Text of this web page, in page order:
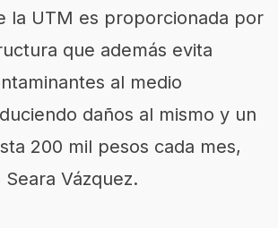
la UTM es proporcionada por
que además evita
al medio
daños al mismo y un
200 mil pesos cada mes,
Seara Vázquez.